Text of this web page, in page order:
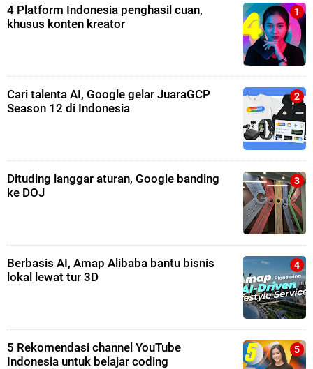
4 Platform Indonesia penghasil cuan,
khusus konten kreator
Cari talenta AI, Google gelar JuaraGCP
Season 12 di Indonesia
Dituding langgar aturan, Google banding
ke DOJ
Berbasis AI, Amap Alibaba bantu bisnis
lokal lewat tur 3D
5 Rekomendasi channel YouTube
Indonesia untuk belajar coding